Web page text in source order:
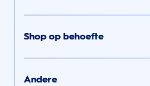
Shop op behoefte
Andere